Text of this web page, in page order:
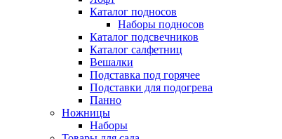
Каталог подносов
Наборы подносов
Каталог подсвечников
Каталог салфетниц
Вешалки
Подставка под горячее
Подставки для подогрева
Панно
Ножницы
Наборы